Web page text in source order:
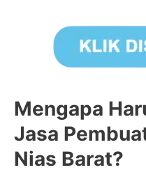
Mengapa
Jasa
Nias Barat?